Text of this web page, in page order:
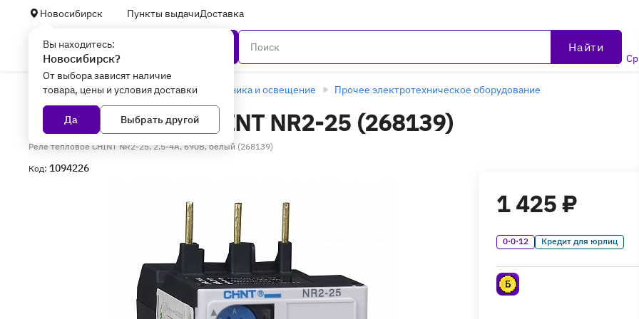
Новосибирск Пункты выдачиДоставка
Вы находитесь:
Новосибирск?
От выбора зависят наличие
товара, цены и условия доставки
Да Выбрать другой
Найти
Главная Дом, дача, авто Электротехника и освещение Прочее электротехническое оборудование
Реле тепловое CHINT NR2-25 (268139)
Реле тепловое CHINT NR2-25, 2.5-4А, 690B, белый (268139)
Код: 1094226
1 425 ₽
0·0·12 Кредит для юрлиц